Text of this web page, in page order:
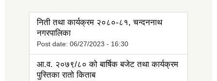
निती तथा कार्यक्रम २०८०-८१, चन्दननाथ
नगरपालिका
Post date: 06/27/2023 - 16:30
आ.व. २०७९/८० को बार्षिक बजेट तथा कार्यक्रम
पुस्तिका रातो किताब